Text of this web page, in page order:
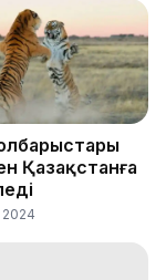
Қазақстанға
2024